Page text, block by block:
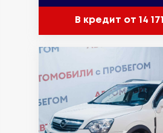
В кредит от 14